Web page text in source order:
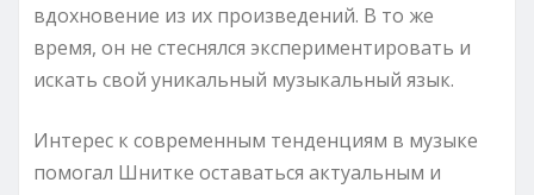
вдохновение из их произведений. В то же
время, он не стеснялся экспериментировать и
искать свой уникальный музыкальный язык.
Интерес к современным тенденциям в музыке
помогал Шнитке оставаться актуальным и